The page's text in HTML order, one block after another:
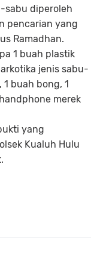
sabu diperoleh
pencarian yang
Ramadhan.
1 buah plastik
jenis sabu-
buah bong, 1
merek
yang
Kualuh Hulu